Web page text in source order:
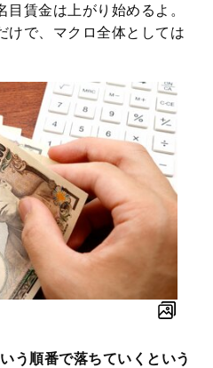
賃金は上がり始めるよ。
けで、マクロ全体としては
う順番で落ちていくという